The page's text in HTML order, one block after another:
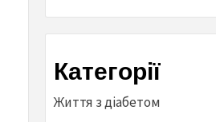
Категорії
Життя з діабетом